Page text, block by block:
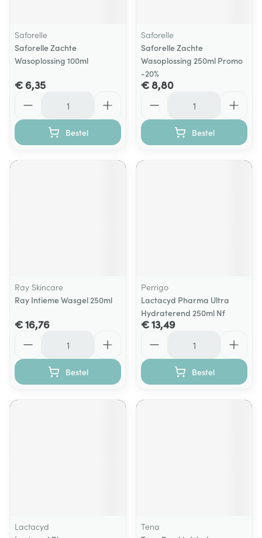
Saforelle
Saforelle Zachte
Wasoplossing 100ml
€ 6,35
Bestel
Saforelle
Saforelle Zachte
Wasoplossing 250ml Promo
-20%
€ 8,80
Bestel
Ray Skincare
Ray Intieme Wasgel 250ml
€ 16,76
Bestel
Perrigo
Lactacyd Pharma Ultra
Hydraterend 250ml Nf
€ 13,49
Bestel
Lactacyd
Tena